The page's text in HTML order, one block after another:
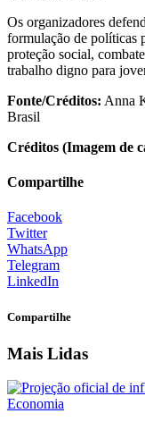
Os organizadores
formulação de políticas
proteção social,
trabalho digno para
Fonte/Créditos: Anna
Brasil
Créditos (Imagem de
Compartilhe
Facebook
Twitter
WhatsApp
Telegram
LinkedIn
Compartilhe
Mais Lidas
Economia